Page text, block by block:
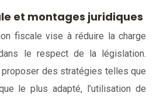
et montages juridiques
fiscale vise à réduire la charge
le respect de la législation.
proposer des stratégies telles que
le plus adapté, l’utilisation de